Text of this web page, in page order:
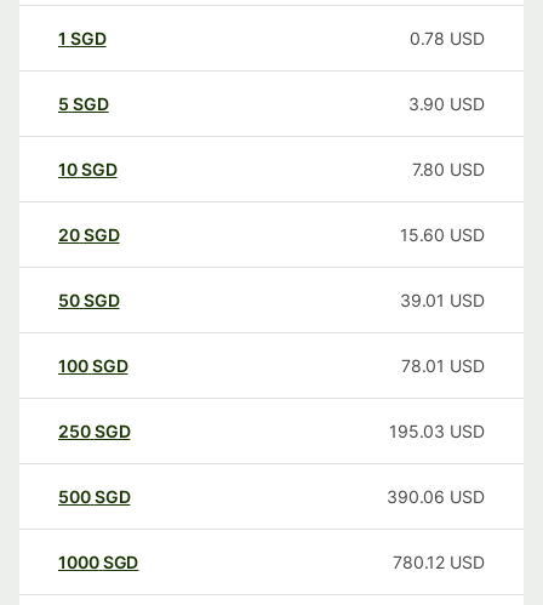
1 SGD 0.78 USD
5 SGD 3.90 USD
10SGD 7.80 USD
20SGD 15.60 USD
50SGD 39.01 USD
100SGD 78.01 USD
250SGD 195.03 USD
500SGD 390.06 USD
1000SGD 780.12 USD